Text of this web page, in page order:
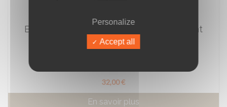
Boucles d'Oreilles Ovales Enlacés Argent
Rhodié Zircon
Réf. 016974
32,00 €
En savoir plus
Personalize
Accept all